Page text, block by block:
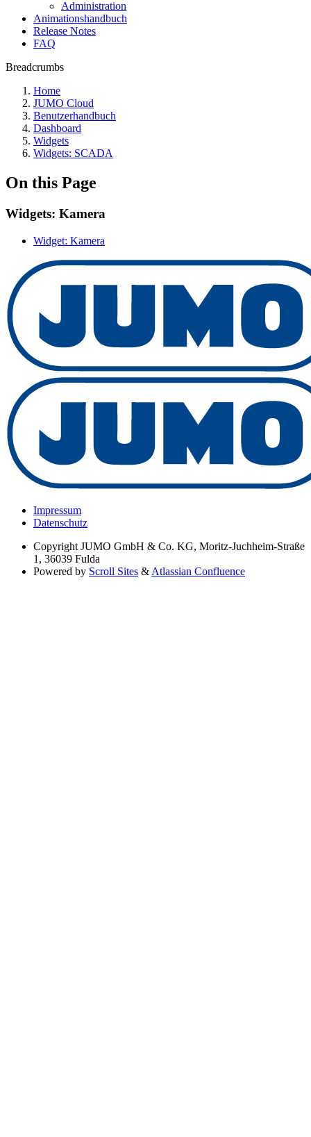
Administration
Animationshandbuch
Release Notes
FAQ
Breadcrumbs
Home
JUMO Cloud
Benutzerhandbuch
Dashboard
Widgets
Widgets: SCADA
On this Page
Widgets: Kamera
Widget: Kamera
Impressum
Datenschutz
Copyright JUMO GmbH & Co. KG, Moritz-Juchheim-Straße
1, 36039 Fulda
Powered by Scroll Sites & Atlassian Confluence